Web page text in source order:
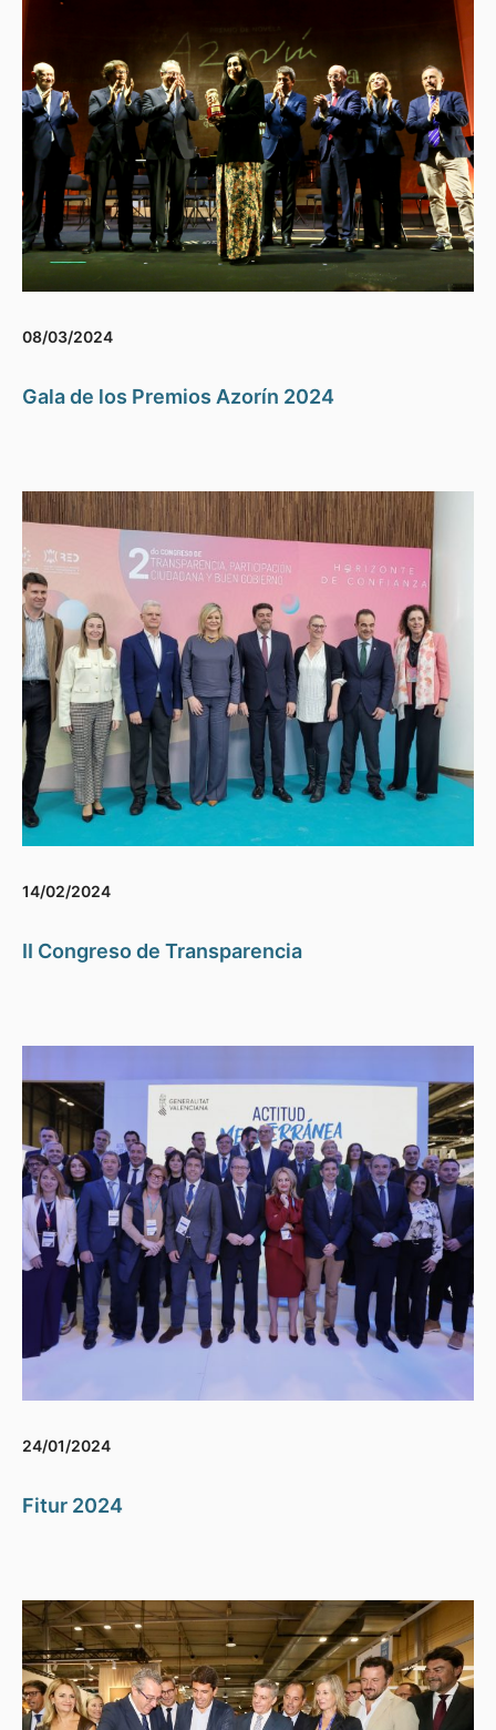
08/03/2024
Gala de los Premios Azorín 2024
14/02/2024
II Congreso de Transparencia
24/01/2024
Fitur 2024